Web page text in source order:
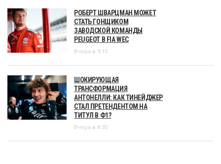
РОБЕРТ ШВАРЦМАН МОЖЕТ
СТАТЬ ГОНЩИКОМ
ЗАВОДСКОЙ КОМАНДЫ
PEUGEOT В FIA WEC
Вчера в 9:10
ШОКИРУЮЩАЯ
ТРАНСФОРМАЦИЯ
АНТОНЕЛЛИ: КАК ТИНЕЙДЖЕР
СТАЛ ПРЕТЕНДЕНТОМ НА
ТИТУЛ В Ф1?
Вчера в 8:30